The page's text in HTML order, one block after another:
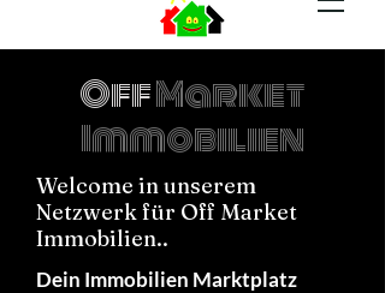
OffMarket
Immobilien
Welcome in unserem
Netzwerk für Off Market
Immobilien..
Dein Immobilien Marktplatz